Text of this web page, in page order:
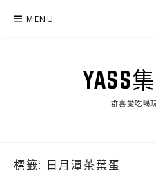
MENU
YASS
一群喜愛吃喝
標籤: 日月潭茶葉蛋